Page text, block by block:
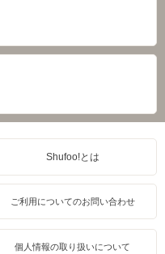
Shufoo!とは
ご利用についてのお問い合わせ
個人情報の取り扱いについて